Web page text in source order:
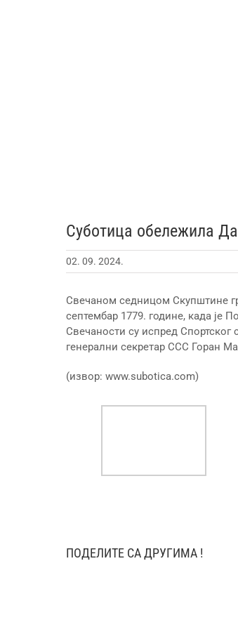
Суботица обележила
02. 09. 2024.
Свечаном седницом Скупштине
септембар 1779. године, када је
Свечаности су испред
генерални секретар ССС Горан
(извор: www.subotica.com)
ПОДЕЛИТЕ СА ДРУГИМА !